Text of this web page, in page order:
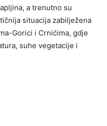
a trenutno su
situacija zabilježena
Gorici i Crnićima, gdje
suhe vegetacije i